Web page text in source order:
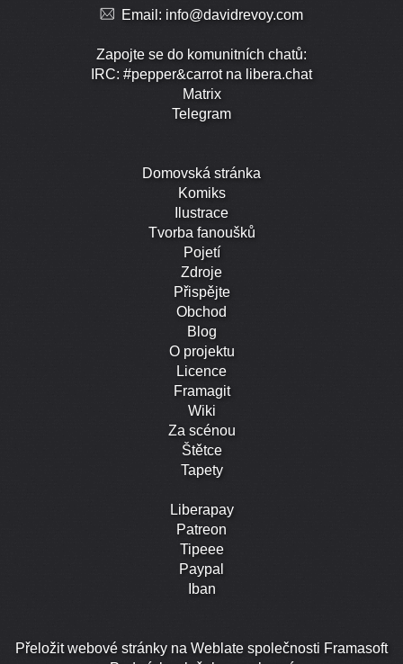
Email: info@davidrevoy.com
Zapojte se do komunitních chatů:
IRC: #pepper&carrot na libera.chat
Matrix
Telegram
Domovská stránka
Komiks
Ilustrace
Tvorba fanoušků
Pojetí
Zdroje
Přispějte
Obchod
Blog
O projektu
Licence
Framagit
Wiki
Za scénou
Štětce
Tapety
Liberapay
Patreon
Tipeee
Paypal
Iban
Přeložit webové stránky na Weblate společnosti Framasoft